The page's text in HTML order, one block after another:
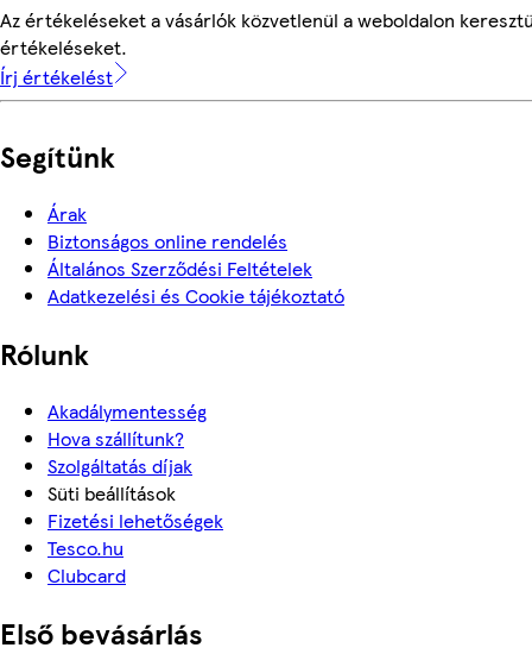
Az értékeléseket a vásárlók közvetlenül a weboldalon
értékeléseket.
Írj értékelést
Segítünk
Árak
Biztonságos online rendelés
Általános Szerződési Feltételek
Adatkezelési és Cookie tájékoztató
Rólunk
Akadálymentesség
Hova szállítunk?
Szolgáltatás díjak
Süti beállítások
Fizetési lehetőségek
Tesco.hu
Clubcard
Első bevásárlás